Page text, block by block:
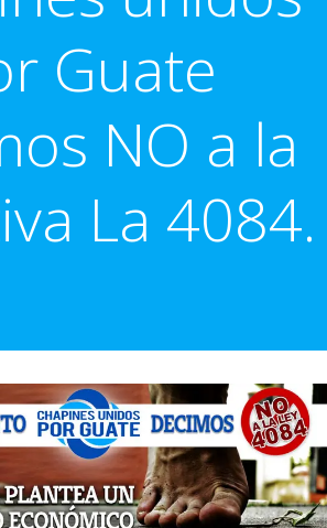
Guate
NO a la
La 4084.